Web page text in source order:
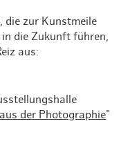
die zur Kunstmeile
die Zukunft führen,
aus:
der Photographie"